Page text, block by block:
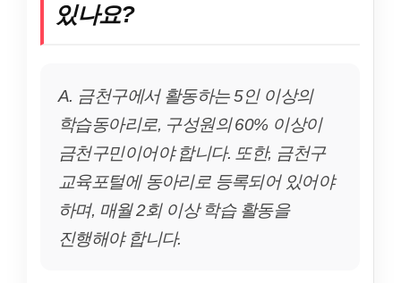
있나요?
A. 금천구에서 활동하는 5인 이상의
학습동아리로, 구성원의 60% 이상이
금천구민이어야 합니다. 또한, 금천구
교육포털에 동아리로 등록되어 있어야
하며, 매월 2회 이상 학습 활동을
진행해야 합니다.